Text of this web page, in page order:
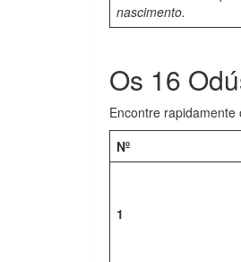
nascimento.
Os 16
Encontre
Nº
1